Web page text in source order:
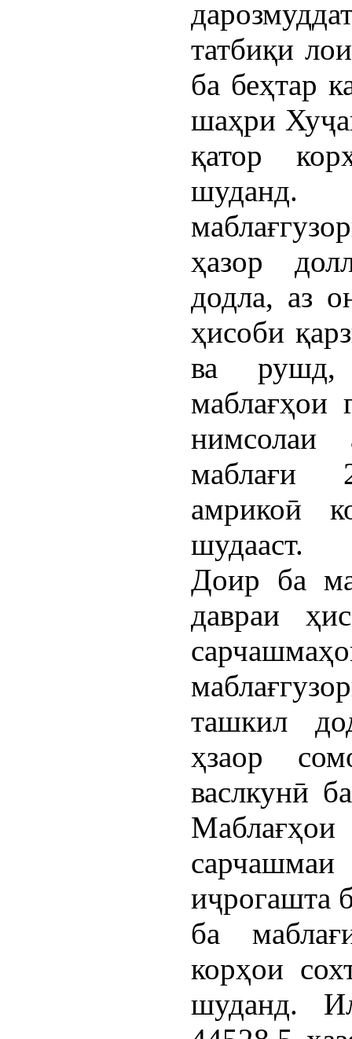
татбиқи
ба беҳтар
шаҳри
қатор
ҳазор
додла, аз
ҳисоби
ва рушд,
маблағҳои
маблағи
амрикоӣ
шудааст.
Доир ба
давраи
ташкил
ҳзаор
васлкунӣ
иҷрогашта
ба
корҳои
шуданд.